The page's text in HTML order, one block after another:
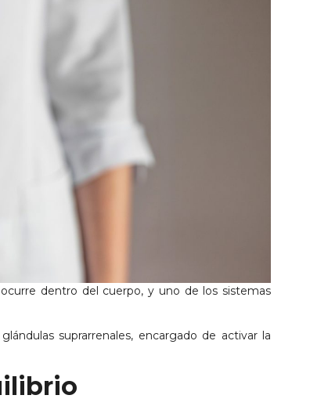
dentro del cuerpo, y uno de los sistemas
suprarrenales, encargado de activar la